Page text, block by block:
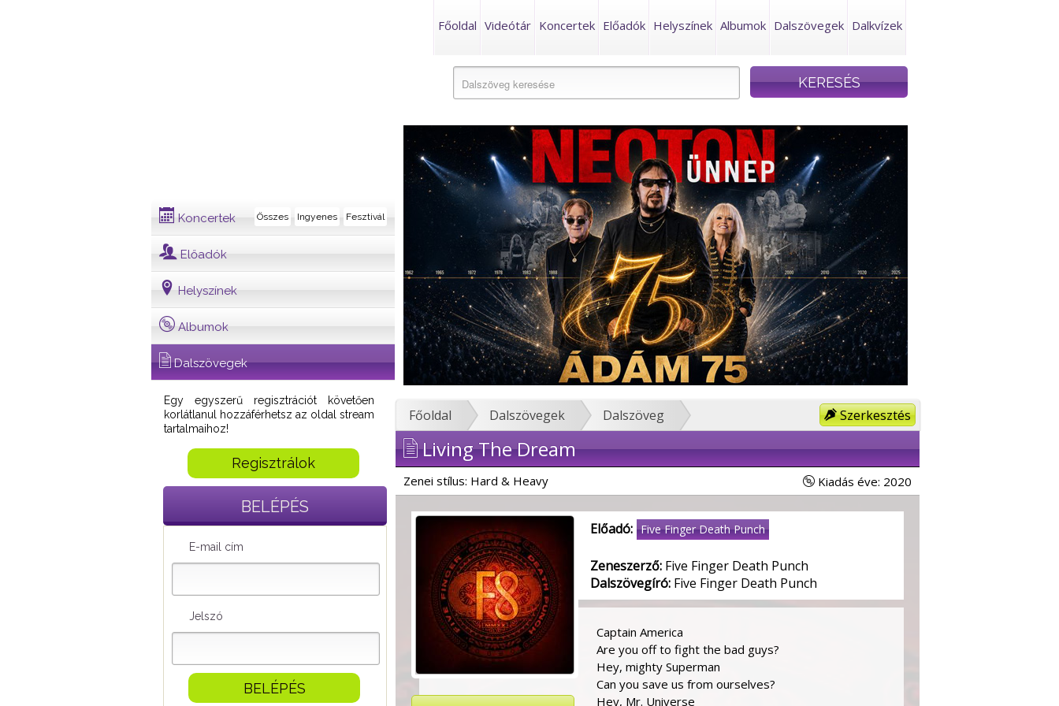
Főoldal Videótár Koncertek Előadók Helyszínek Albumok Dalszövegek Dalkvízek
Koncertek Fesztivál
Ingyenes
Összes
Előadók
Helyszínek
Albumok
Dalszövegek
Egy egyszerű regisztrációt követően
korlátlanul hozzáférhetsz az oldal stream
tartalmaihoz!
Regisztrálok
BELÉPÉS
E-mail cím
Jelszó
Szerkesztés
Főoldal Dalszövegek Dalszöveg
Living The Dream
Zenei stílus: Hard & Heavy Kiadás éve: 2020
Előadó: Five Finger Death Punch
Zeneszerző: Five Finger Death Punch
Dalszövegíró: Five Finger Death Punch
Captain America
Are you off to fight the bad guys?
Hey, mighty Superman
Can you save us from ourselves?
Hey, Mr. Universe